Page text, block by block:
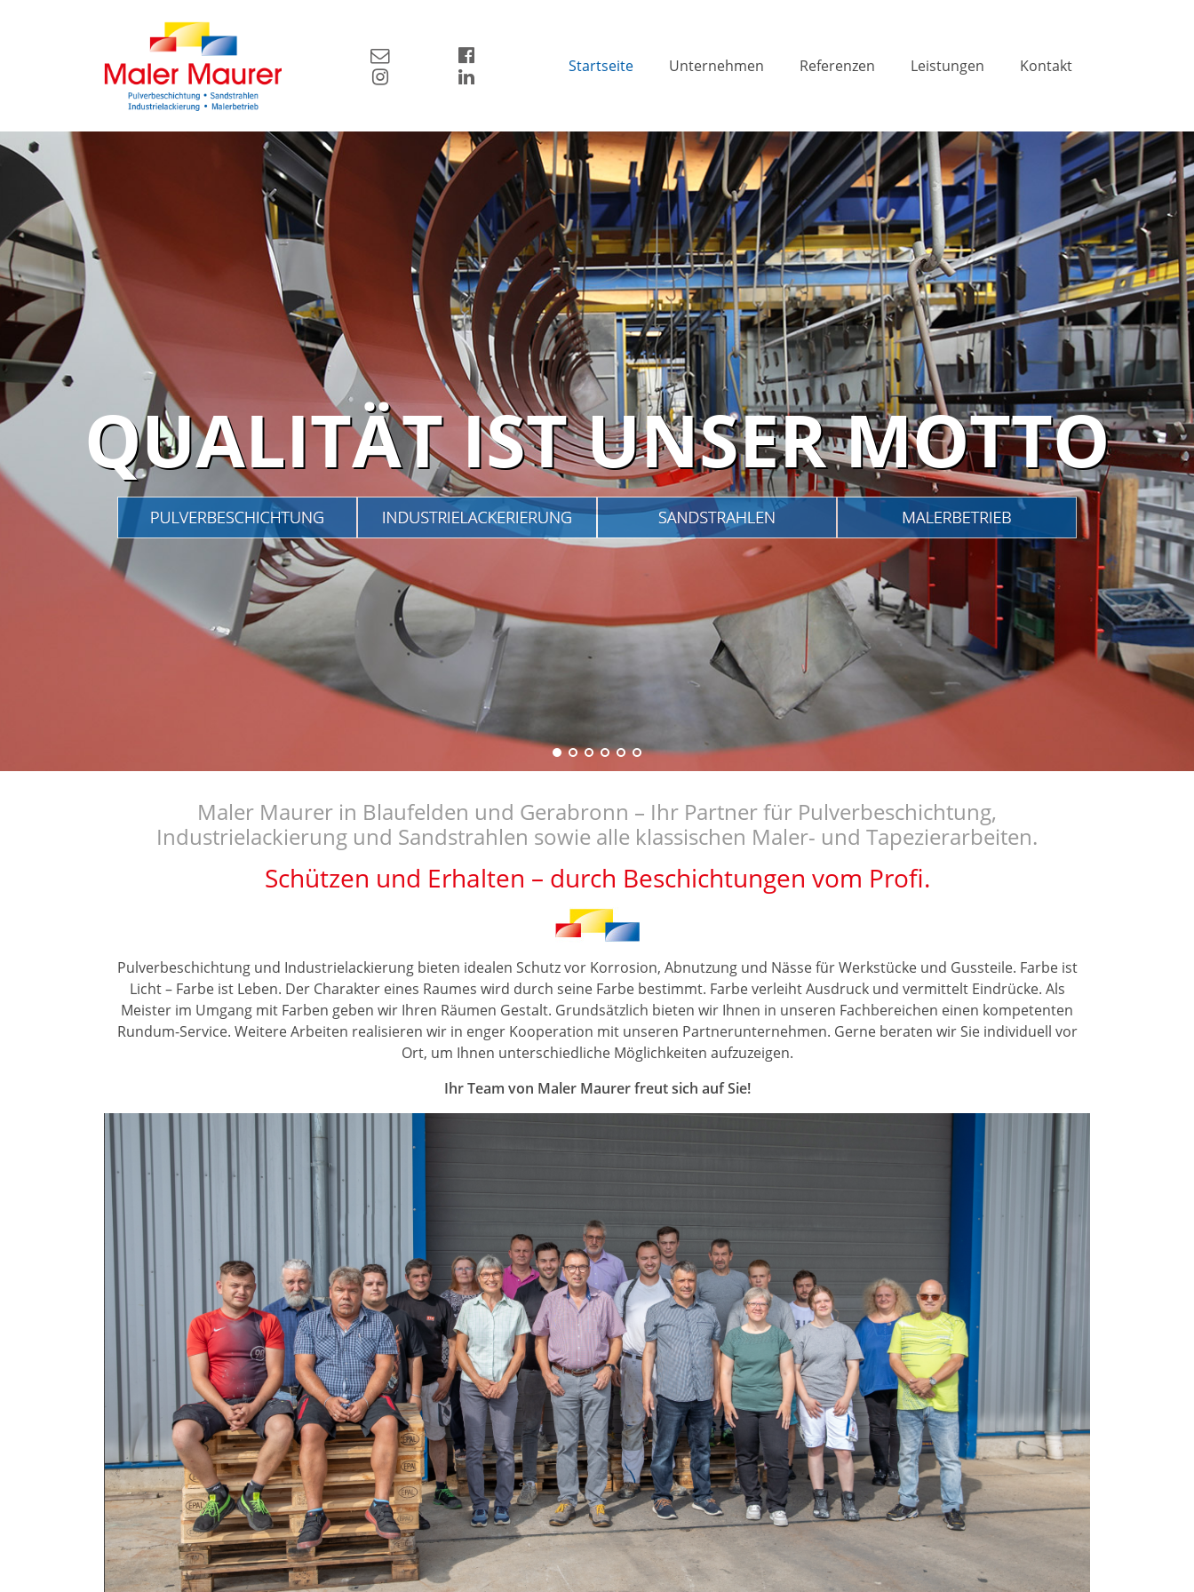
Startseite Unternehmen Referenzen Leistungen Kontakt
QUALITÄT IST UNSER MOTTO
Maler Maurer in Blaufelden und Gerabronn – Ihr Partner für Pulverbeschichtung,
Industrielackierung und Sandstrahlen sowie alle klassischen Maler- und Tapezierarbeiten.
Schützen und Erhalten – durch Beschichtungen vom Profi.
Pulverbeschichtung und Industrielackierung bieten idealen Schutz vor Korrosion, Abnutzung und Nässe für Werkstücke und Gussteile. Farbe ist
Licht – Farbe ist Leben. Der Charakter eines Raumes wird durch seine Farbe bestimmt. Farbe verleiht Ausdruck und vermittelt Eindrücke. Als
Meister im Umgang mit Farben geben wir Ihren Räumen Gestalt. Grundsätzlich bieten wir Ihnen in unseren Fachbereichen einen kompetenten
Rundum-Service. Weitere Arbeiten realisieren wir in enger Kooperation mit unseren Partnerunternehmen. Gerne beraten wir Sie individuell vor
Ort, um Ihnen unterschiedliche Möglichkeiten aufzuzeigen.
Ihr Team von Maler Maurer freut sich auf Sie!